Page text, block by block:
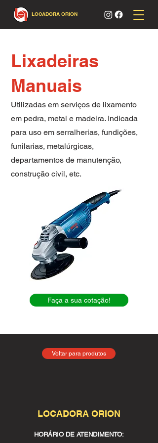
LOCADORA ORION
Lixadeiras
Manuais
Utilizadas em serviços de lixamento
em pedra, metal e madeira. Indicada
para uso em serralherias, fundições,
funilarias, metalúrgicas,
departamentos de manutenção,
construção civil, etc.
Faça a sua cotação!
Voltar para produtos
LOCADORA ORION
HORÁRIO DE ATENDIMENTO: